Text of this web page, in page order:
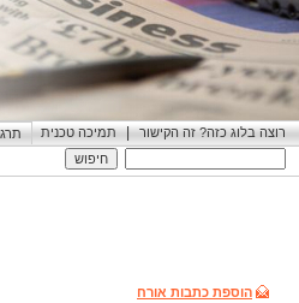
רוצה בלוג כזה? זה הקישור | תמיכה טכנית
הוספת כתבות אורח